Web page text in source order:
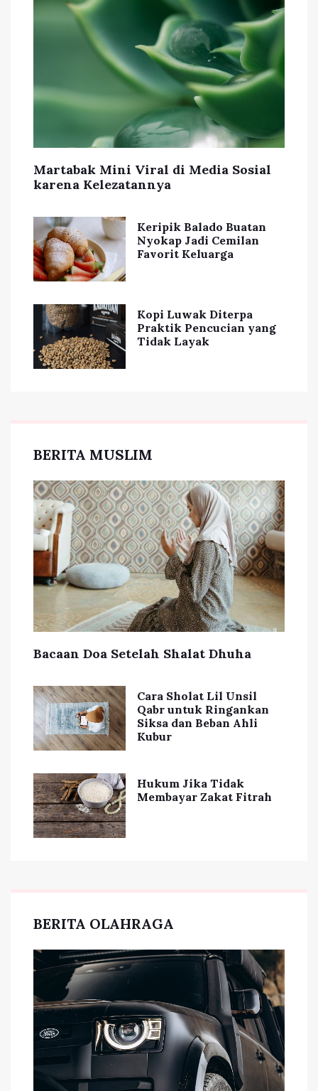
Martabak Mini Viral di Media Sosial
karena Kelezatannya
Keripik Balado Buatan
Nyokap Jadi Cemilan
Favorit Keluarga
Kopi Luwak Diterpa
Praktik Pencucian yang
Tidak Layak
BERITA MUSLIM
Bacaan Doa Setelah Shalat Dhuha
Cara Sholat Lil Unsil
Qabr untuk Ringankan
Siksa dan Beban Ahli
Kubur
Hukum Jika Tidak
Membayar Zakat Fitrah
BERITA OLAHRAGA